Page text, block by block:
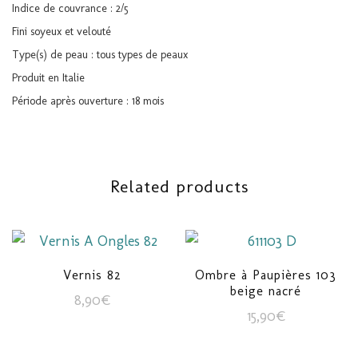
Indice de couvrance : 2/5
Fini soyeux et velouté
Type(s) de peau : tous types de peaux
Produit en Italie
Période après ouverture : 18 mois
Related products
Vernis 82
8,90€
Ombre à Paupières 103
beige nacré
15,90€